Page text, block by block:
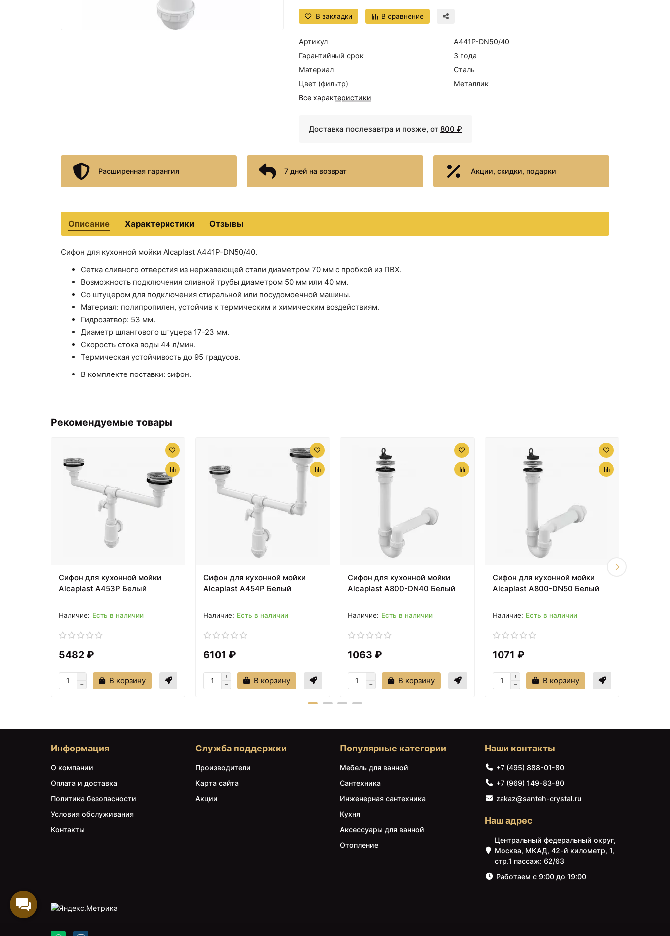
В закладки В сравнение
Артикул
A441P-DN50/40
Гарантийный срок
3 года
Материал
Сталь
Цвет (фильтр)
Металлик
Все характеристики
Доставка послезавтра и позже, от 800 ₽
Расширенная гарантия 7 дней на возврат Акции, скидки, подарки
Описание Характеристики Отзывы
Сифон для кухонной мойки Alcaplast A441P-DN50/40.
Сетка сливного отверстия из нержавеющей стали диаметром 70 мм с пробкой из ПВХ.
Возможность подключения сливной трубы диаметром 50 мм или 40 мм.
Со штуцером для подключения стиральной или посудомоечной машины.
Материал: полипропилен, устойчив к термическим и химическим воздействиям.
Гидрозатвор: 53 мм.
Диаметр шлангового штуцера 17-23 мм.
Скорость стока воды 44 л/мин.
Термическая устойчивость до 95 градусов.
В комплекте поставки: сифон.
Рекомендуемые товары
Сифон для кухонной мойки
Alcaplast A453P Белый
Есть в наличии
5482 ₽
В корзину
Сифон для кухонной мойки
Alcaplast A454P Белый
Есть в наличии
6101 ₽
В корзину
Сифон для кухонной мойки
Alcaplast A800-DN40 Белый
Есть в наличии
1063 ₽
В корзину
Сифон для кухонной мойки
Alcaplast A800-DN50 Белый
Есть в наличии
1071 ₽
В корзину
Информация
О компании
Оплата и доставка
Политика безопасности
Условия обслуживания
Контакты
Служба поддержки
Производители
Карта сайта
Акции
Популярные категории
Мебель для ванной
Сантехника
Инженерная сантехника
Кухня
Аксессуары для ванной
Отопление
Наши контакты
+7 (495) 888-01-80
+7 (969) 149-83-80
zakaz@santeh-crystal.ru
Наш адрес
Центральный федеральный округ,
Москва, МКАД, 42-й километр, 1,
стр.1 пассаж: 62/63
Работаем с 9:00 до 19:00